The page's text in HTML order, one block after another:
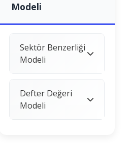
-23.09 -21.52
Modeli
Sektör Benzerliği
Modeli
Defter Değeri
Modeli